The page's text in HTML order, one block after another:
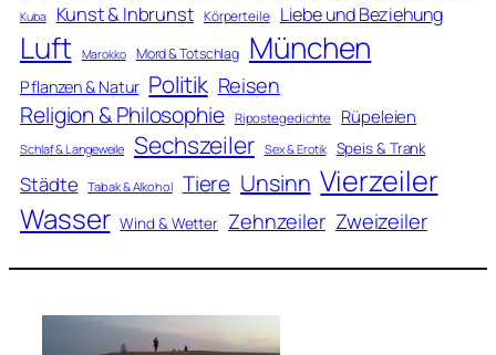
Kuba Kunst & Inbrunst Körperteile Liebe und Beziehung
Luft Marokko Mord & Totschlag München
Pflanzen & Natur Politik Reisen
Religion & Philosophie Ripostegedichte Rüpeleien
Schlaf & Langeweile Sechszeiler Sex & Erotik Speis & Trank
Städte Tabak & Alkohol Tiere Unsinn Vierzeiler
Wasser Wind & Wetter Zehnzeiler Zweizeiler